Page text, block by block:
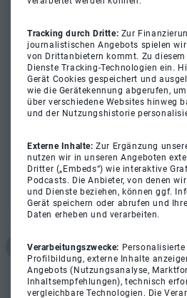
Tracking durch Dritte: Zur
journalistischen Angebots spielen
von Drittanbietern kommt. Zu diesem
Dienste Tracking-Technologien ein.
Gerät Cookies gespeichert und
wie die Gerätekennung abgerufen,
über verschiedene Websites hinweg
und der Nutzungshistorie
Externe Inhalte:Zur Ergänzung
nutzen wir in unseren Angeboten
Dritter („Embeds“) wie interaktive
Podcasts. Die Anbieter, von denen
und Dienste beziehen, können ggf.
Gerät speichern oder abrufen und
Daten erheben und verarbeiten.
Verarbeitungszwecke:
Profilbildung, externe Inhalte
Angebots (Nutzungsanalyse,
Inhaltsempfehlungen), technisch
vergleichbare Technologien. Die